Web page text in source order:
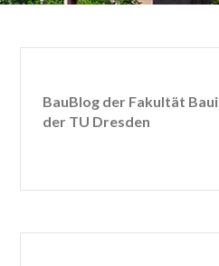
BauBlog der Fakultät
der TU Dresden